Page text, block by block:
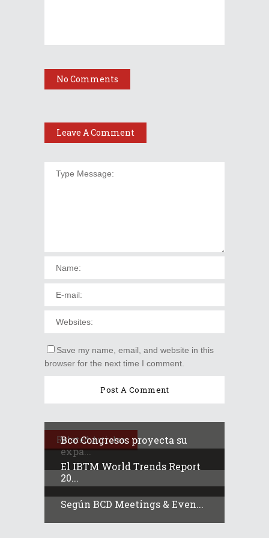
No Comments
Leave A Comment
Save my name, email, and website in this
browser for the next time I comment.
Related Articles
Bco Congresos proyecta su
expa...
El IBTM World Trends Report
20...
Según BCD Meetings & Even...